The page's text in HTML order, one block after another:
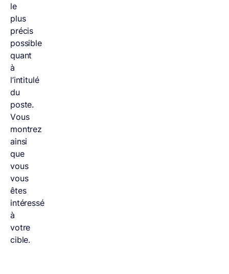
le
plus
précis
possible
quant
à
l’intitulé
du
poste.
Vous
montrez
ainsi
que
vous
vous
êtes
intéressé
à
votre
cible.